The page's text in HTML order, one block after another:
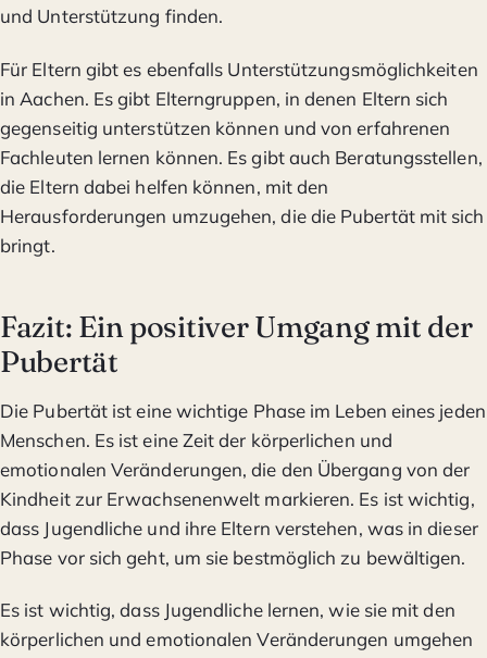
und Unterstützung finden.
Für Eltern gibt es ebenfalls Unterstützungsmöglichkeiten
in Aachen. Es gibt Elterngruppen, in denen Eltern sich
gegenseitig unterstützen können und von erfahrenen
Fachleuten lernen können. Es gibt auch Beratungsstellen,
die Eltern dabei helfen können, mit den
Herausforderungen umzugehen, die die Pubertät mit sich
bringt.
Fazit: Ein positiver Umgang mit der
Pubertät
Die Pubertät ist eine wichtige Phase im Leben eines jeden
Menschen. Es ist eine Zeit der körperlichen und
emotionalen Veränderungen, die den Übergang von der
Kindheit zur Erwachsenenwelt markieren. Es ist wichtig,
dass Jugendliche und ihre Eltern verstehen, was in dieser
Phase vor sich geht, um sie bestmöglich zu bewältigen.
Es ist wichtig, dass Jugendliche lernen, wie sie mit den
körperlichen und emotionalen Veränderungen umgehen